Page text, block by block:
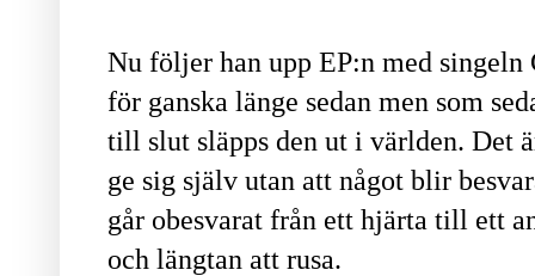
Nu följer han upp EP:n med singeln
för ganska länge sedan men som
till slut släpps den ut i världen. Det
ge sig själv utan att något blir
går obesvarat från ett hjärta till ett
och längtan att rusa.